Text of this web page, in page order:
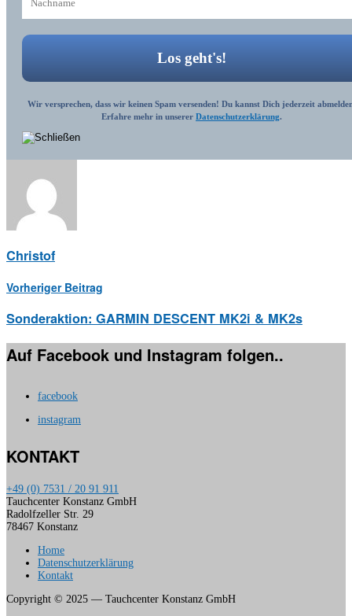
Wir versprechen, dass wir keinen Spam versenden! Du kannst Dich jederzeit
Erfahre mehr in unserer Datenschutzerklärung.
Christof
Vorheriger Beitrag
Sonderaktion: GARMIN DESCENT MK2i & MK2s
Auf Facebook und Instagram folgen..
facebook
instagram
KONTAKT
+49 (0) 7531 / 20 91 911
Tauchcenter Konstanz GmbH
Radolfzeller Str. 29
78467 Konstanz
Home
Datenschutzerklärung
Kontakt
Copyright © 2025 — Tauchcenter Konstanz GmbH